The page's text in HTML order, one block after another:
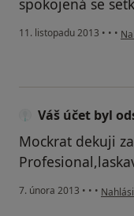
spokojená se
11. listopadu 2013 • • •
Váš účet byl
Mockrat dekuji
7. února 2013 • • • podle